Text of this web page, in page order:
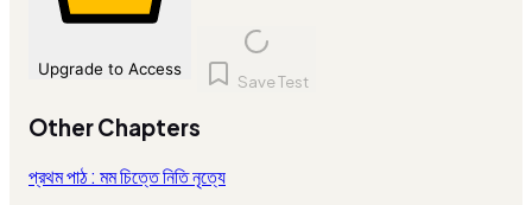
Upgrade to Access
Save Test
Other Chapters
প্রথম পাঠ : মম চিত্তে নিতি নৃত্যে